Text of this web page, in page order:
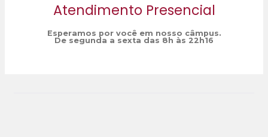
Atendimento Presencial
Esperamos por você em nosso câmpus.
De segunda a sexta das 8h às 22h16